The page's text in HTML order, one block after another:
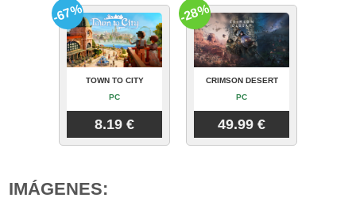
TOWN TO CITY
PC
8.19 €
-67%
CRIMSON DESERT
PC
49.99 €
-28%
IMÁGENES: